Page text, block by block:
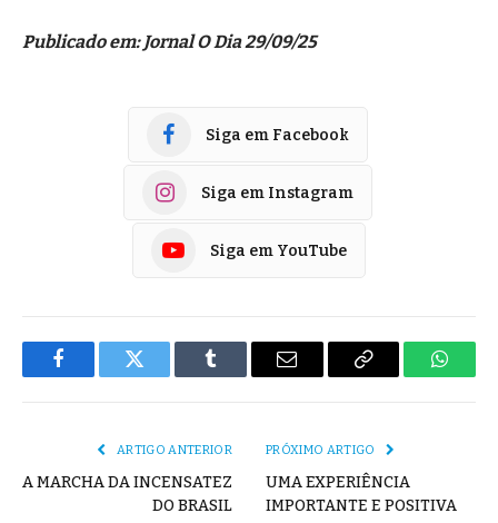
Publicado em: Jornal O Dia 29/09/25
Siga em Facebook
Siga em Instagram
Siga em YouTube
FacebookTwitter Tumblr
E-
Copiar
ARTIGO ANTERIOR
A MARCHA DA INCENSATEZ
DO BRASIL
PRÓXIMO ARTIGO
UMA EXPERIÊNCIA
IMPORTANTE E POSITIVA